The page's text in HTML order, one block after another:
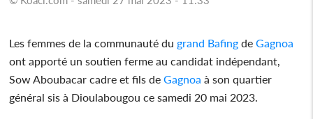
Les femmes de la communauté du grand Bafing deGagnoa
ont apporté un soutien ferme au candidat indépendant,
Sow Aboubacar cadre et fils deGagnoa à son quartier
général sis à Dioulabougou ce samedi 20 mai 2023.